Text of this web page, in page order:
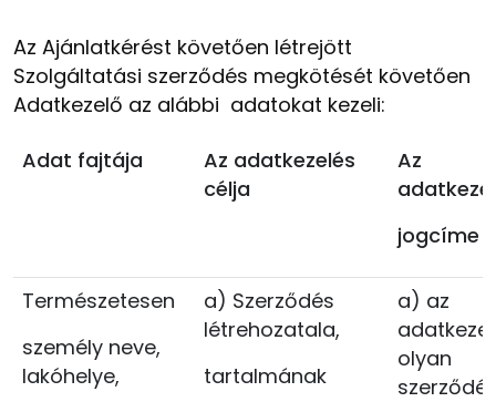
Az Ajánlatkérést követően létrejött
Szolgáltatási szerződés megkötését követően
Adatkezelő az alábbi adatokat kezeli:
Adat fajtája
Az adatkezelés
célja
Az
jogcíme
Természetesen
személy neve,
lakóhelye,
a) Szerződés
létrehozatala,
tartalmának
a) az
olyan